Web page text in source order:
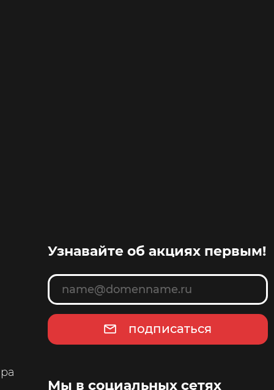
Узнавайте об акциях первым!
подписаться
Мы в социальных сетях